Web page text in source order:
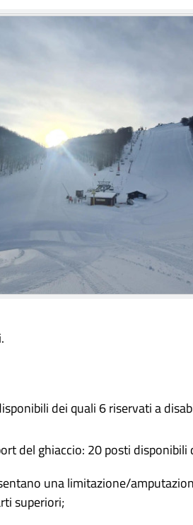
dei quali 6 riservati a
del ghiaccio: 20 posti disponibili
una limitazione/
superiori;